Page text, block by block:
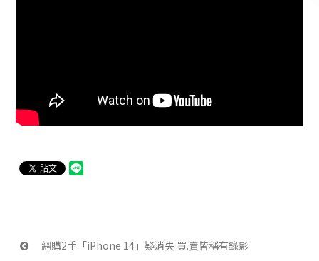
網購2手「iPhone 14」疑消失 買.賣皆稱有錄影